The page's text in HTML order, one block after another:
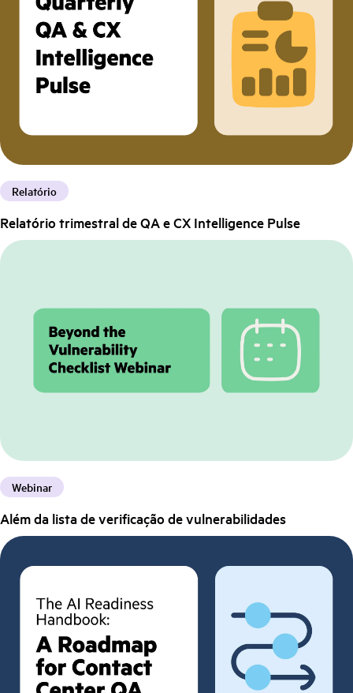
Relatório
Relatório trimestral de QA e CX Intelligence Pulse
Webinar
Além da lista de verificação de vulnerabilidades